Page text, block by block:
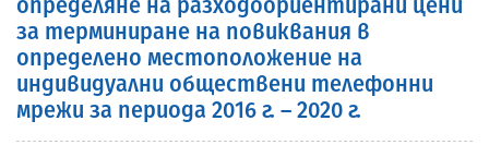
определяне на разходоориентирани цени
за терминиране на повиквания в
определено местоположение на
индивидуални обществени телефонни
мрежи за периода 2016 г. – 2020 г.